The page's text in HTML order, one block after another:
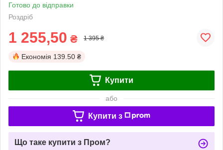
Готово до відправки
Роздріб
1 255,50 ₴ 1 395 ₴
Економія 139.50 ₴
Купити
або
Купити з
Що таке купити з Пром?